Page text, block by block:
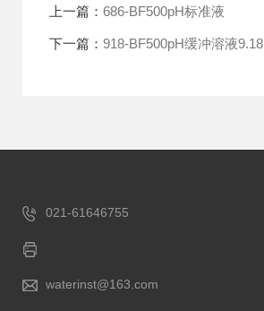
上一篇： 686-BF500pH标准液
下一篇： 918-BF500pH缓冲溶液9.18
021-61646755
waterinst@163.com